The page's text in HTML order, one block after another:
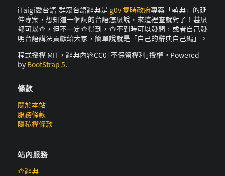
iTaigi愛台語-群眾台語辭典是 g0v 零時政府專案「萌典」的延
伸專案，想知道一個詞的台語怎麼說，來這裡查就對了！甚麼
都可以查，但不一定查得到，查不到時可以發問，或者自己發
明台語講法貢獻給大家，簡單說就是「自己的辭典自己編」。
程式授權 MIT，辭典內容CC0｢不保留權利｣授權。Powered
by BootStrap 5.
條款
關於本站
服務條款
隱私權條款
站內服務
查辭典